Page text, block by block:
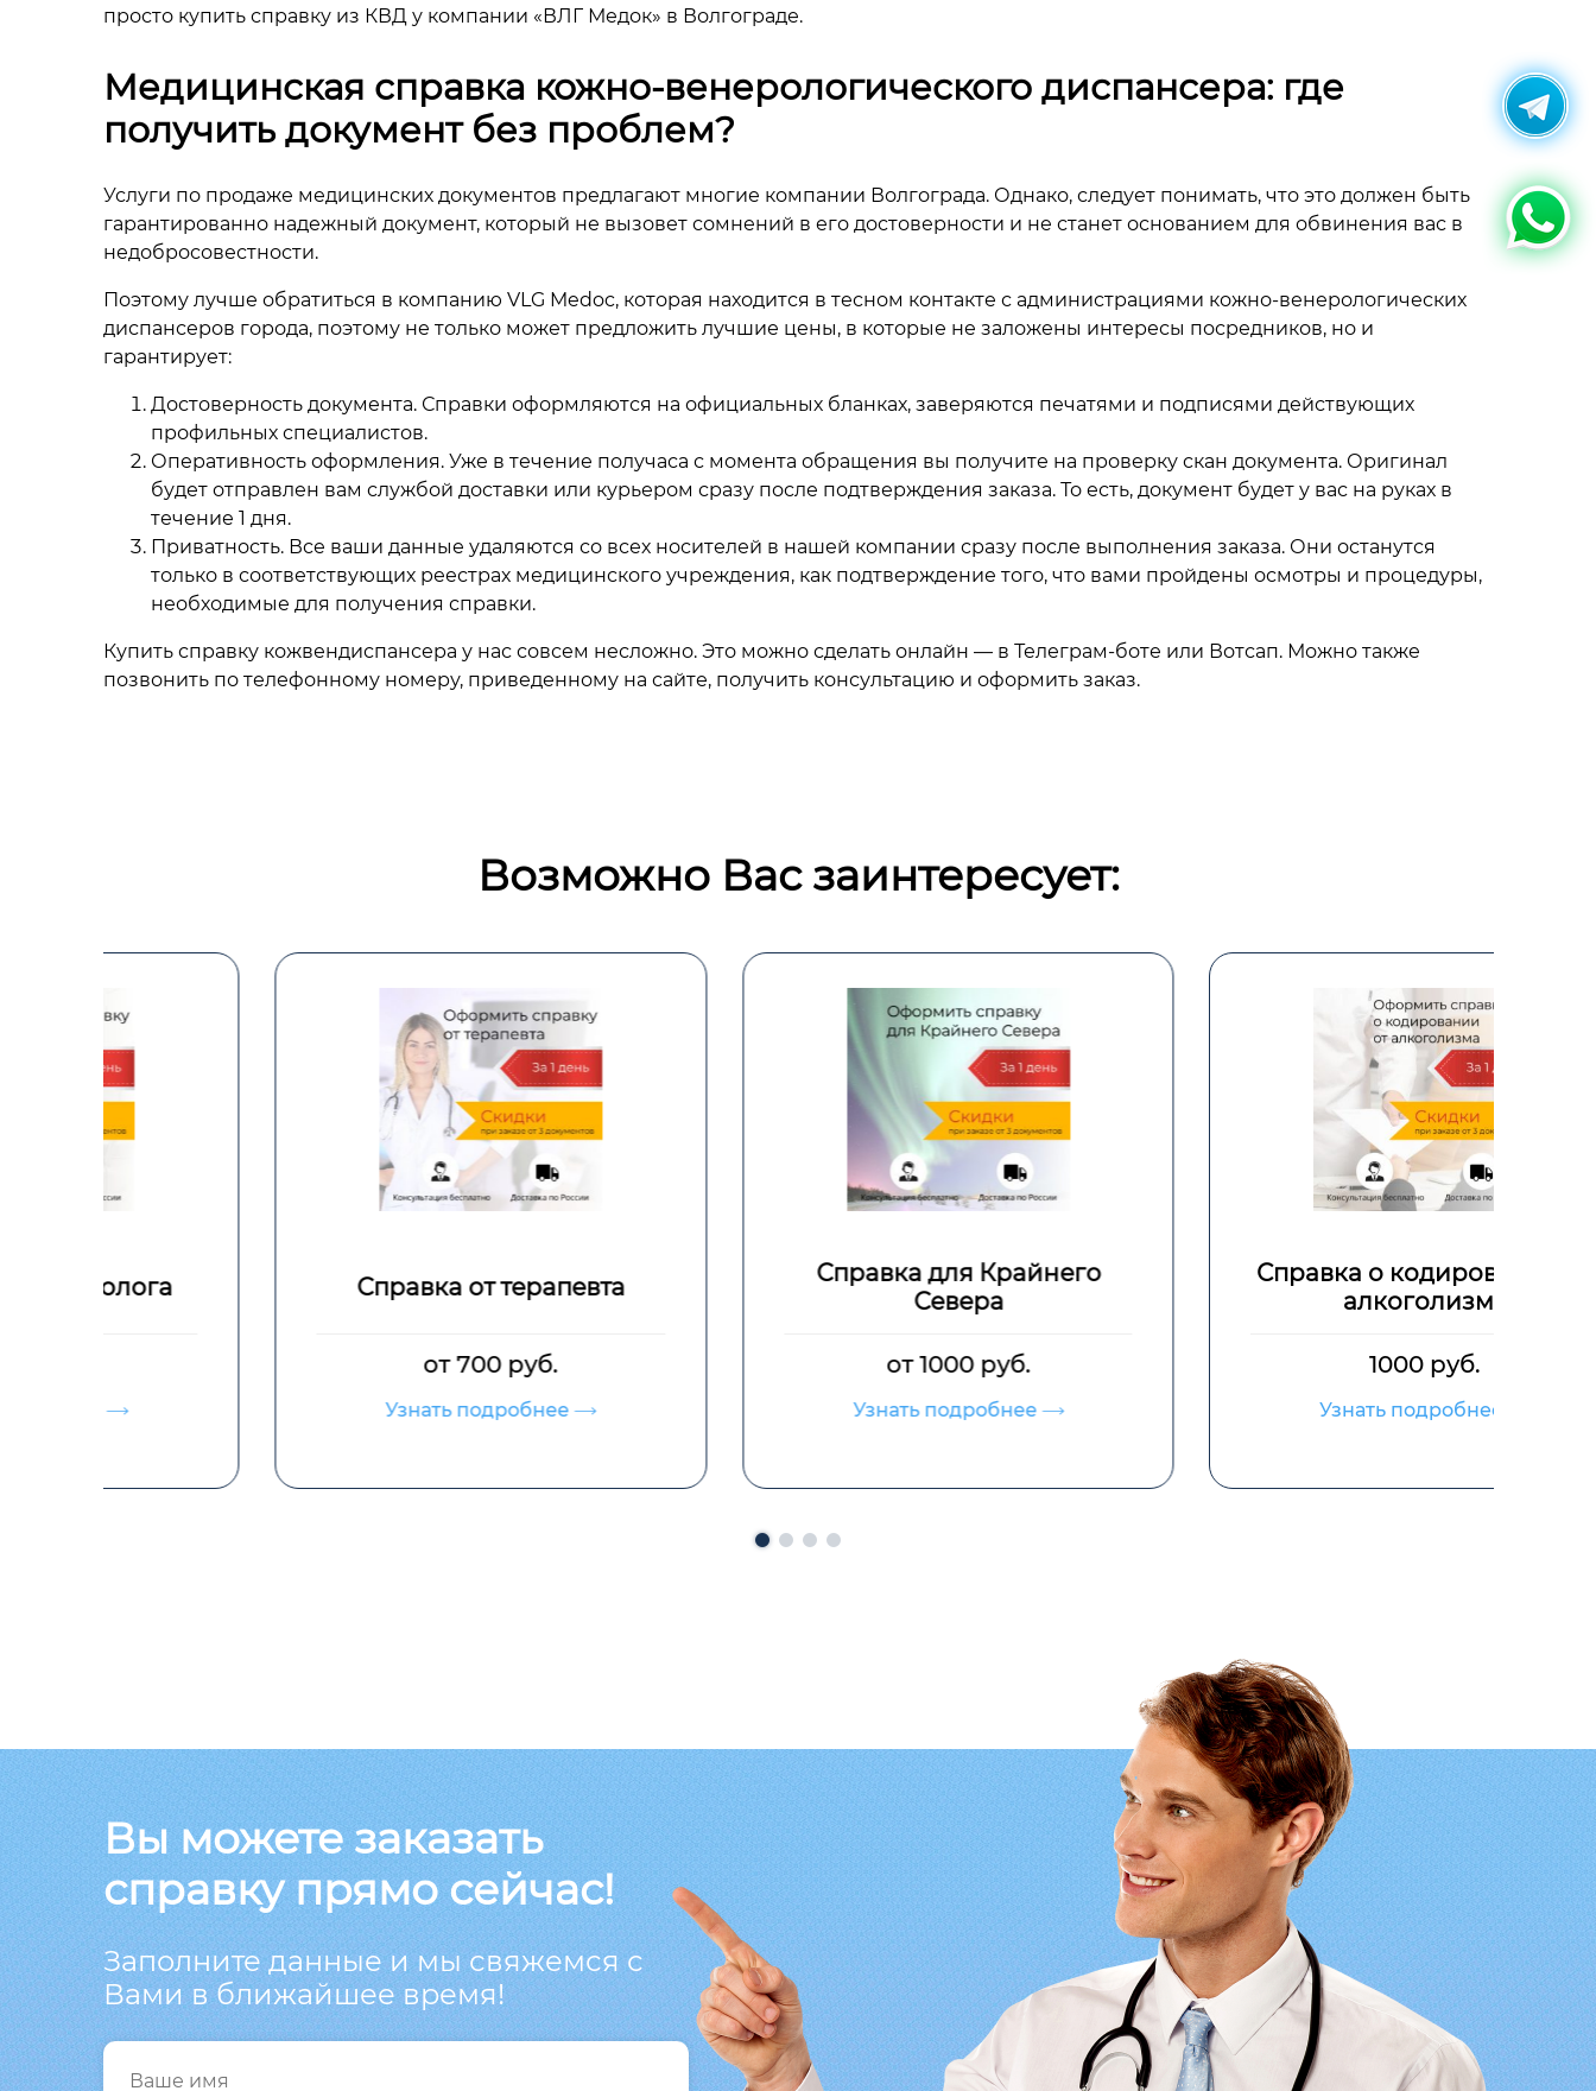
просто купить справку из КВД у компании «ВЛГ Медок» в Волгограде.
Медицинская справка кожно-венерологического диспансера: где
получить документ без проблем?
Услуги по продаже медицинских документов предлагают многие компании Волгограда. Однако, следует понимать, что это должен быть
гарантированно надежный документ, который не вызовет сомнений в его достоверности и не станет основанием для обвинения вас в
недобросовестности.
Поэтому лучше обратиться в компанию VLG Medoc, которая находится в тесном контакте с администрациями кожно-венерологических
диспансеров города, поэтому не только может предложить лучшие цены, в которые не заложены интересы посредников, но и
гарантирует:
Достоверность документа. Справки оформляются на официальных бланках, заверяются печатями и подписями действующих
профильных специалистов.
Оперативность оформления. Уже в течение получаса с момента обращения вы получите на проверку скан документа. Оригинал
будет отправлен вам службой доставки или курьером сразу после подтверждения заказа. То есть, документ будет у вас на руках в
течение 1 дня.
Приватность. Все ваши данные удаляются со всех носителей в нашей компании сразу после выполнения заказа. Они останутся
только в соответствующих реестрах медицинского учреждения, как подтверждение того, что вами пройдены осмотры и процедуры,
необходимые для получения справки.
Купить справку кожвендиспансера у нас совсем несложно. Это можно сделать онлайн — в Телеграм-боте или Вотсап. Можно также
позвонить по телефонному номеру, приведенному на сайте, получить консультацию и оформить заказ.
Возможно Вас заинтересует:
Справка от терапевта
Узнать подробнее
Справка для Крайнего
Узнать подробнее
Справка о кодировании от
алкоголизма
Узнать подробнее
Вы можете заказать
справку прямо сейчас!
Заполните данные и мы свяжемся с
Вами в ближайшее время!